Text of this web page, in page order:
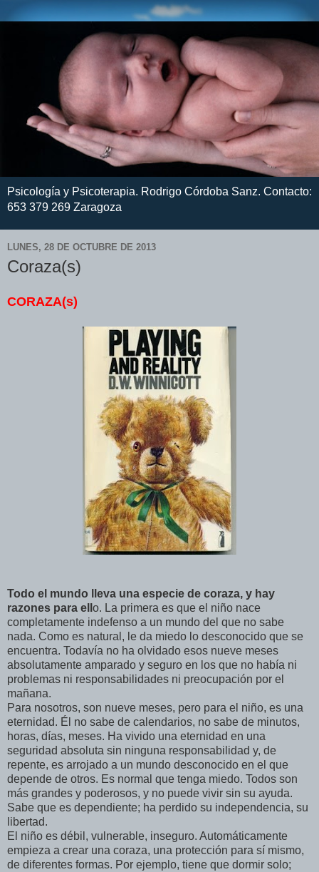
Psicología y Psicoterapia. Rodrigo Córdoba Sanz. Contacto:
653 379 269 Zaragoza
LUNES, 28 DE OCTUBRE DE 2013
Coraza(s)
CORAZA(s)
Todo el mundo lleva una especie de coraza, y hay
razones para ell o. La primera es que el niño nace
completamente indefenso a un mundo del que no sabe
nada. Como es natural, le da miedo lo desconocido que se
encuentra. Todavía no ha olvidado esos nueve meses
absolutamente amparado y seguro en los que no había ni
problemas ni responsabilidades ni preocupación por el
mañana.
Para nosotros, son nueve meses, pero para el niño, es una
eternidad. Él no sabe de calendarios, no sabe de minutos,
horas, días, meses. Ha vivido una eternidad en una
seguridad absoluta sin ninguna responsabilidad y, de
repente, es arrojado a un mundo desconocido en el que
depende de otros. Es normal que tenga miedo. Todos son
más grandes y poderosos, y no puede vivir sin su ayuda.
Sabe que es dependiente; ha perdido su independencia, su
libertad.
El niño es débil, vulnerable, inseguro. Automáticamente
empieza a crear una coraza, una protección para sí mismo,
de diferentes formas. Por ejemplo, tiene que dormir solo;